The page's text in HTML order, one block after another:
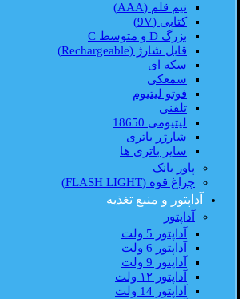
نیم قلم (AAA)
کتابی (9V)
بزرگ D و متوسط C
قابل شارژ (Rechargeable)
سکه ای
سمعکی
فوتو لیتیوم
تلفنی
لیتیومی 18650
شارژر باتری
سایر باتری ها
پاور بانک
چراغ قوه (FLASH LIGHT)
آداپتور و منبع تغذیه
آداپتور
آداپتور 5 ولت
آداپتور 6 ولت
آداپتور 9 ولت
آداپتور ۱۲ ولت
آداپتور 14 ولت